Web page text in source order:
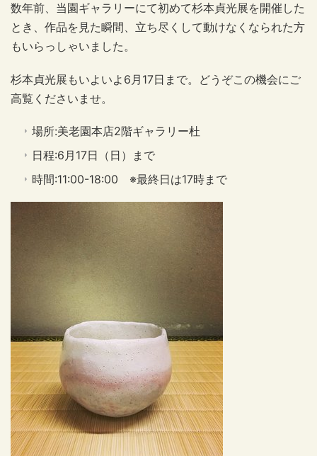
数年前、当園ギャラリーにて初めて杉本貞光展を開催した
とき、作品を見た瞬間、立ち尽くして動けなくなられた方
もいらっしゃいました。
杉本貞光展もいよいよ6月17日まで。どうぞこの機会にご
高覧くださいませ。
場所:美老園本店2階ギャラリー杜
日程:6月17日（日）まで
時間:11:00-18:00 ※最終日は17時まで